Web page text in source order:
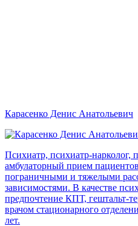
Карасенко Денис Анатольевич
Психиатр, психиатр-нарколог,
амбулаторный прием
пограничными и тяжелыми
зависимостями. В качестве
предпочтение КПТ, гештальт-
врачом стационарного
лет.